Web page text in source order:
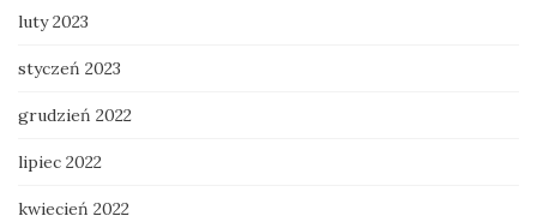
luty 2023
styczeń 2023
grudzień 2022
lipiec 2022
kwiecień 2022